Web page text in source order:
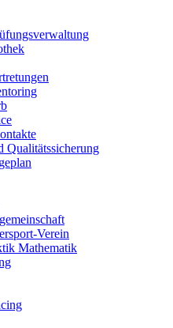
Qualitätssicherung
Verein
Mathematik